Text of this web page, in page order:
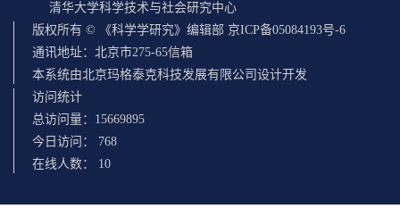
清华大学科学技术与社会研究中心
版权所有 © 《科学学研究》编辑部 京ICP备05084193号-6
通讯地址：北京市275-65信箱
本系统由北京玛格泰克科技发展有限公司设计开发
访问统计
总访问量： 15669895
今日访问： 768
在线人数： 10